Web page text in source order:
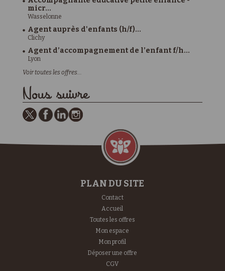
micr...
Wasselonne
Agent auprès d'enfants (h/f)...
Clichy
Agent d’accompagnement de l’enfant f/h...
Lyon
Voir toutes les offres...
Nous suivre
PLAN DU SITE
Contact
Accueil
Toutes les offres
Mon espace
Mon profil
Déposer une offre
CGV